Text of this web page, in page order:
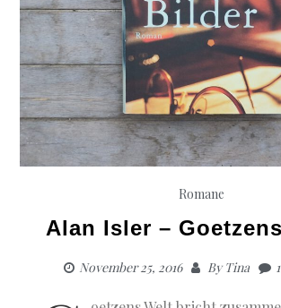
Romane
Alan Isler –
November 25, 2016 ByTina